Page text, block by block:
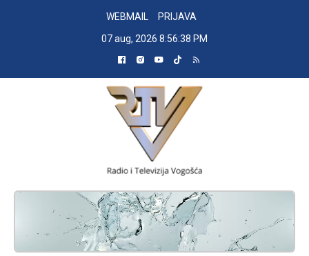
WEBMAIL
PRIJAVA
07 aug, 2026 8:56:39 PM
RADIO TELEVIZIJA VOGOŠĆA